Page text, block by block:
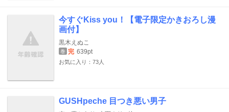
今すぐKiss you！【電子限定かきおろし漫
画付】
黒木えぬこ
巻 完 639pt
お気に入り：73人
GUSHpeche 目つき悪い男子